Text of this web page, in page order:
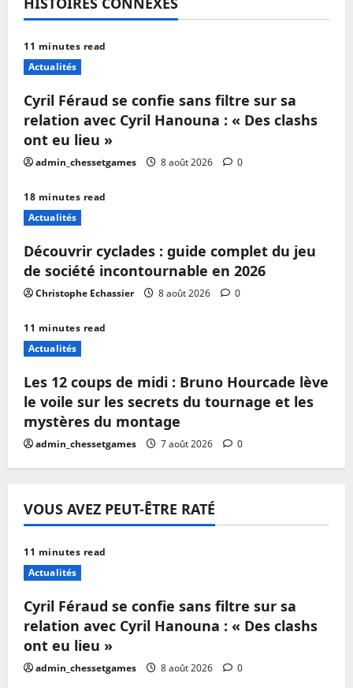
11 minutes read
Actualités
Cyril Féraud se confie sans filtre sur sa
relation avec Cyril Hanouna : « Des clashs
ont eu lieu »
admin_chessetgames 8 août 2026 0
18 minutes read
Actualités
Découvrir cyclades : guide complet du jeu
de société incontournable en 2026
Christophe Echassier 8 août 2026 0
11 minutes read
Actualités
Les 12 coups de midi : Bruno Hourcade lève
le voile sur les secrets du tournage et les
mystères du montage
admin_chessetgames 7 août 2026 0
VOUS AVEZ PEUT-ÊTRE RATÉ
11 minutes read
Actualités
Cyril Féraud se confie sans filtre sur sa
relation avec Cyril Hanouna : « Des clashs
ont eu lieu »
admin_chessetgames 8 août 2026 0